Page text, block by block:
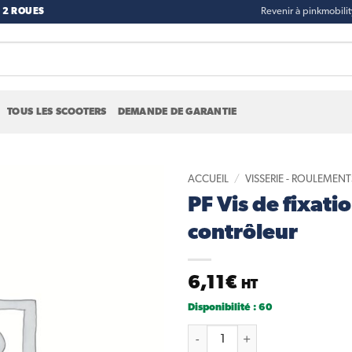
ROUES Revenir à
TOUS LES SCOOTERS DEMANDE DE GARANTIE
ACCUEIL / VISSERIE -
PF Vis de
contrôleur
6,11 € HT
Disponibilité : 60
quantité de PF Vis de